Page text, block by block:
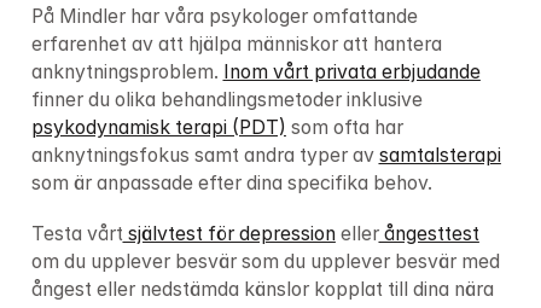
På Mindler har våra psykologer omfattande
erfarenhet av att hjälpa människor att hantera
anknytningsproblem. Inom vårt privata erbjudande
finner du olika behandlingsmetoder inklusive
psykodynamisk terapi (PDT) som ofta har
anknytningsfokus samt andra typer av samtalsterapi
som är anpassade efter dina specifika behov.
Testa vårt självtest för depression eller ångesttest
om du upplever besvär som du upplever besvär med
ångest eller nedstämda känslor kopplat till dina nära